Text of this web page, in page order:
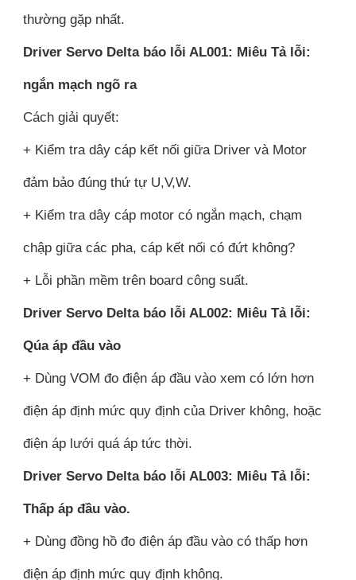
thường gặp nhất.
Driver Servo Delta báo lỗi AL001: Miêu Tả lỗi:
ngắn mạch ngõ ra
Cách giải quyết:
+ Kiểm tra dây cáp kết nối giữa Driver và Motor
đảm bảo đúng thứ tự U,V,W.
+ Kiểm tra dây cáp motor có ngắn mạch, chạm
chập giữa các pha, cáp kết nối có đứt không?
+ Lỗi phần mềm trên board công suất.
Driver Servo Delta báo lỗi AL002: Miêu Tả lỗi:
Qúa áp đầu vào
+ Dùng VOM đo điện áp đầu vào xem có lớn hơn
điện áp định mức quy định của Driver không, hoặc
điện áp lưới quá áp tức thời.
Driver Servo Delta báo lỗi AL003: Miêu Tả lỗi:
Thấp áp đầu vào.
+ Dùng đồng hồ đo điện áp đầu vào có thấp hơn
điện áp định mức quy định không.